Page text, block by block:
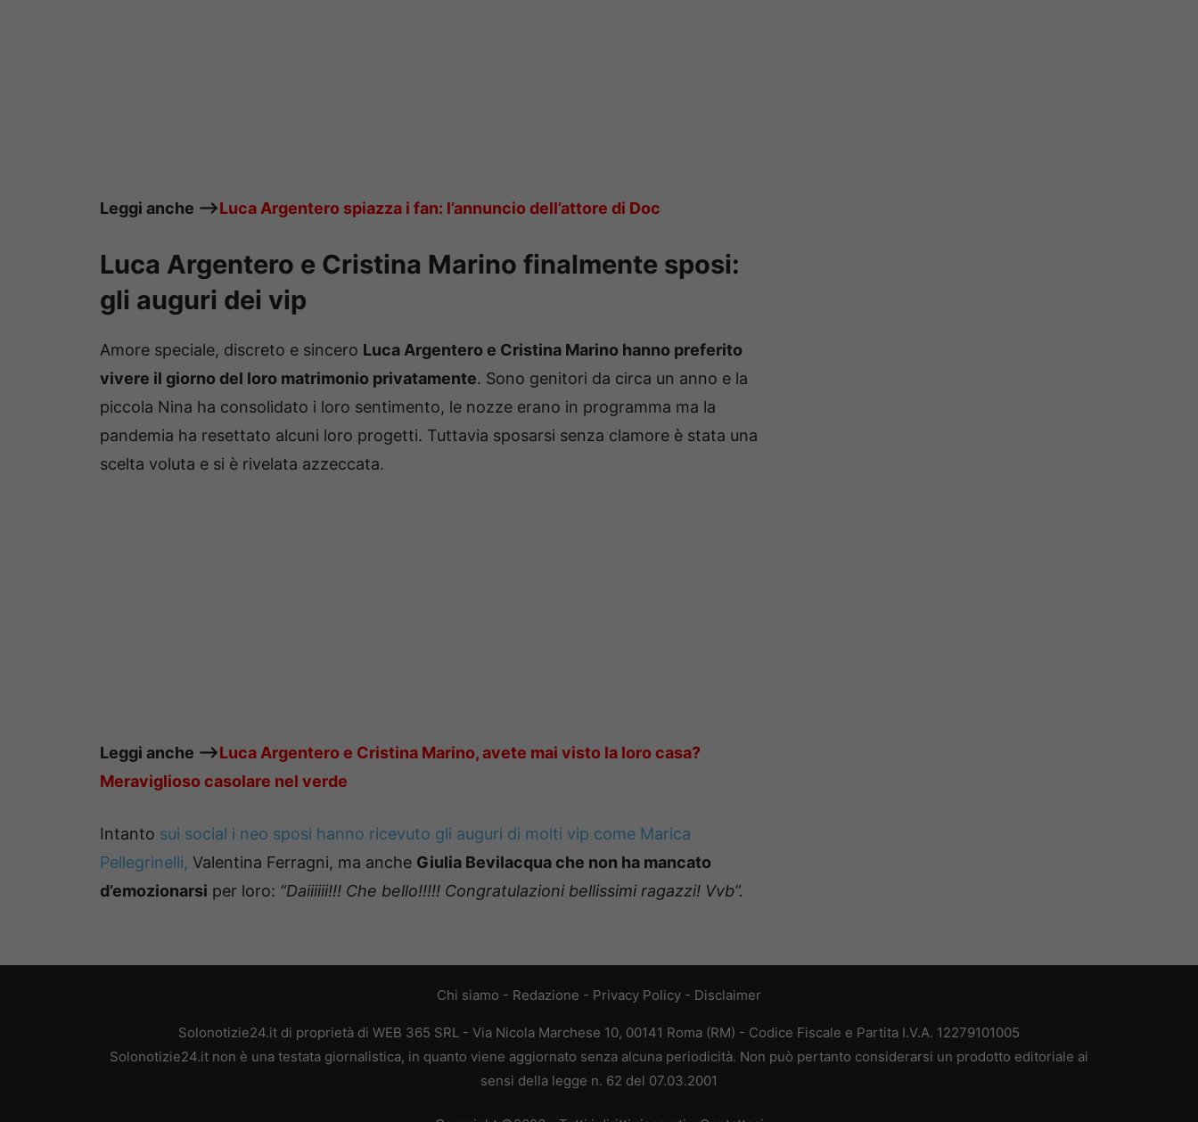
Leggi anche —->Luca Argentero spiazza i fan: l’annuncio dell’attore di Doc
Luca Argentero e Cristina Marino finalmente sposi:
gli auguri dei vip
Amore speciale, discreto e sincero Luca Argentero e Cristina Marino hanno preferito
vivere il giorno del loro matrimonio privatamente. Sono genitori da circa un anno e la
piccola Nina ha consolidato i loro sentimento, le nozze erano in programma ma la
pandemia ha resettato alcuni loro progetti. Tuttavia sposarsi senza clamore è stata una
scelta voluta e si è rivelata azzeccata.
Leggi anche —->Luca Argentero e Cristina Marino, avete mai visto la loro casa?
Meraviglioso casolare nel verde
Intanto sui social i neo sposi hanno ricevuto gli auguri di molti vip come Marica
Pellegrinelli, Valentina Ferragni, ma anche Giulia Bevilacqua che non ha mancato
d’emozionarsi per loro: “Daiiiiii!!! Che bello!!!!! Congratulazioni bellissimi ragazzi! Vvb”.
Chi siamo - Redazione - Privacy Policy - Disclaimer
Solonotizie24.it di proprietà di WEB 365 SRL - Via Nicola Marchese 10, 00141 Roma (RM) - Codice Fiscale e Partita I.V.A. 12279101005
Solonotizie24.it non è una testata giornalistica, in quanto viene aggiornato senza alcuna periodicità. Non può pertanto considerarsi un prodotto editoriale ai
sensi della legge n. 62 del 07.03.2001